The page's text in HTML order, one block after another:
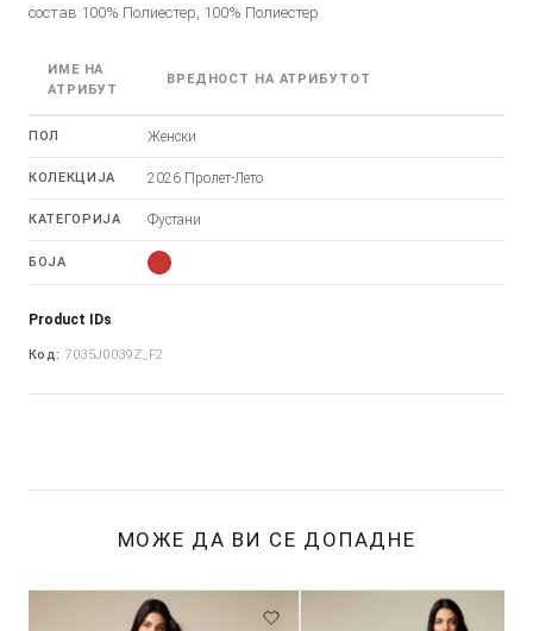
состав:100% Полиестер, 100% Полиестер
ИМЕ НА
АТРИБУТ
ВРЕДНОСТ НА АТРИБУТОТ
ПОЛ Женски
КОЛЕКЦИЈА 2026 Пролет-Лето
КАТЕГОРИЈА Фустани
БОЈА
Product IDs
Код: 7035J0039Z_F2
МОЖЕ ДА ВИ СЕ ДОПАДНЕ